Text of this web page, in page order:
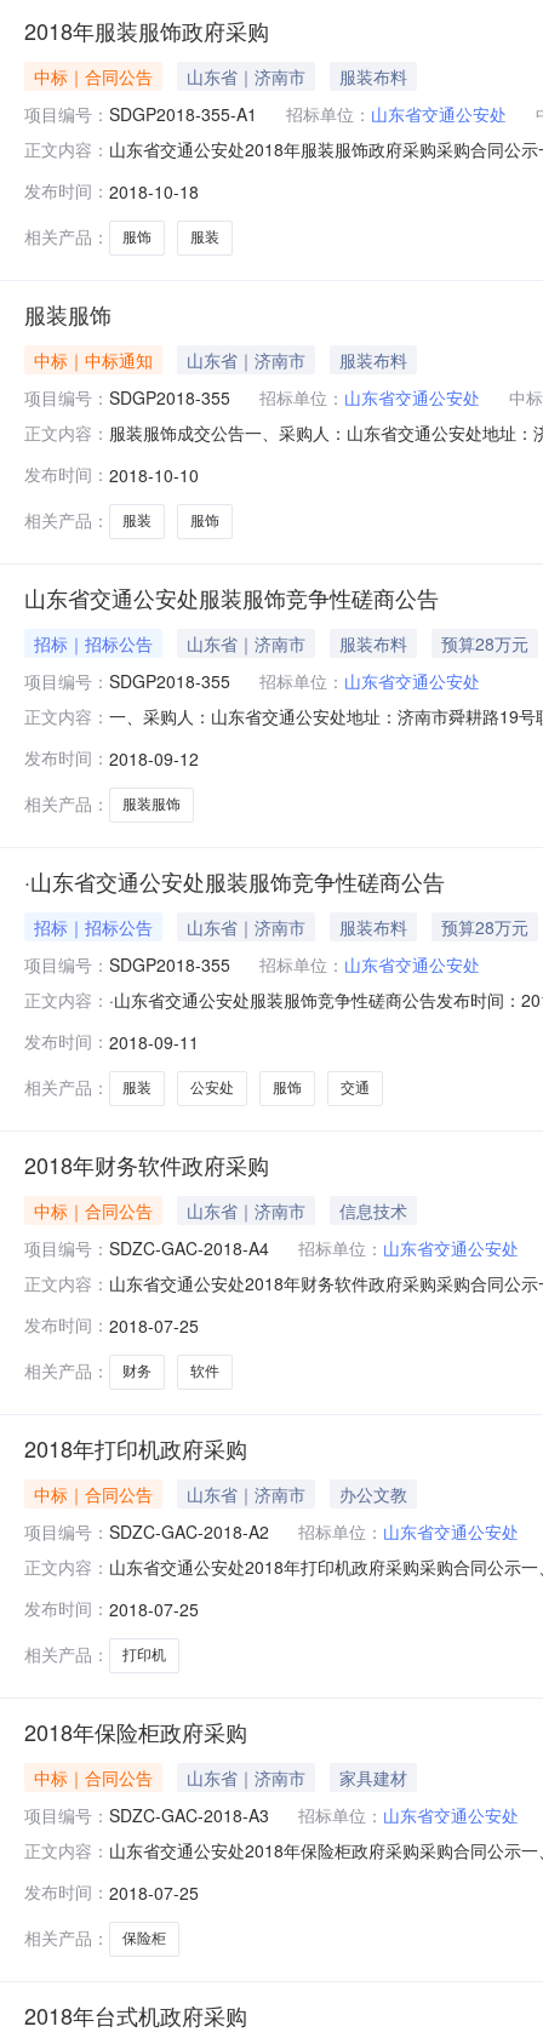
2018年服装服饰政府采购
中标｜合同公告 山东省｜济南市
服装布料
项目编号： SDGP2018-355-A1 招标单位： 山东省交通公安处
正文内容： 山东省交通公安处2018年服装服饰政府采购采购合同公
联系人：庄新玲联系方式：856931562、代理机构：山
发布时间： 2018-10-18
相关产品：
服饰 服装
服装服饰
中标｜中标通知 山东省｜济南市
服装布料
项目编号： SDGP2018-355 招标单位： 山东省交通公安处
中
正文内容： 服装服饰成交公告一、采购人：山东省交通公安处地址
日四、成交日期：2018年10月10日五、采购方式：竞争
发布时间： 2018-10-10
相关产品：
服装 服饰
山东省交通公安处服装服饰竞争性磋商公告
招标｜招标公告 山东省｜济南市 服装布料
预算28万元
项目编号： SDGP2018-355 招标单位： 山东省交通公安处
正文内容： 一、采购人：山东省交通公安处地址：济南市舜耕路19
等：服装服饰分包情况：包号货物名称供应商资格要求
发布时间： 2018-09-12
相关产品：
服装服饰
·山东省交通公安处服装服饰竞争性磋商公告
招标｜招标公告 山东省｜济南市 服装布料
预算28万元
项目编号： SDGP2018-355 招标单位： 山东省交通公安处
正文内容： ·山东省交通公安处服装服饰竞争性磋商公告发布时间：
府采购中心地址：济南高新技术产业开发区伯乐路190
发布时间： 2018-09-11
相关产品：
服装 公安处 服饰 交通
2018年财务软件政府采购
中标｜合同公告 山东省｜济南市
信息技术
项目编号： SDZC-GAC-2018-A4 招标单位： 山东省交通公安处
正文内容： 山东省交通公安处2018年财务软件政府采购采购合同公
公安处地址：济南市舜耕路19号联系人：庄新玲联系方
发布时间： 2018-07-25
相关产品：
财务 软件
2018年打印机政府采购
中标｜合同公告 山东省｜济南市
办公文教
项目编号： SDZC-GAC-2018-A2 招标单位： 山东省交通公安处
正文内容： 山东省交通公安处2018年打印机政府采购采购合同公示
安处地址：济南市舜耕路19号联系人：庄新玲联系方式
发布时间： 2018-07-25
相关产品：
打印机
2018年保险柜政府采购
中标｜合同公告 山东省｜济南市
家具建材
项目编号： SDZC-GAC-2018-A3 招标单位： 山东省交通公安处
正文内容： 山东省交通公安处2018年保险柜政府采购采购合同公示
处地址：济南市舜耕路19号联系人：庄新玲联系方式：
发布时间： 2018-07-25
相关产品：
保险柜
2018年台式机政府采购